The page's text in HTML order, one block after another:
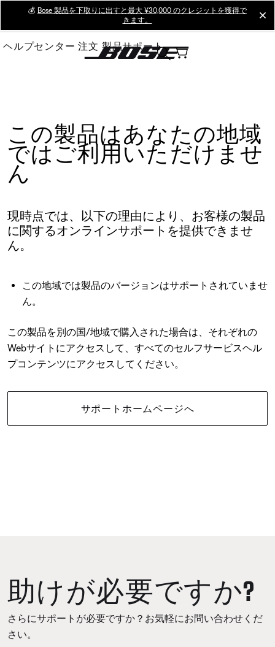
Main
💰 Bose 製品を下取りに出すと最大 ¥30,000 のクレジットを獲得で
きます。
ヘルプセンター 注文 製品サポート
この製品はあなたの地域
ではご利用いただけませ
ん
現時点では、以下の理由により、お客様の製品
に関するオンラインサポートを提供できませ
ん。
この地域では製品のバージョンはサポートされていませ
ん。
この製品を別の国/地域で購入された場合は、それぞれの
Webサイトにアクセスして、すべてのセルフサービスヘル
プコンテンツにアクセスしてください。
サポートホームページへ
助けが必要ですか?
さらにサポートが必要ですか？お気軽にお問い合わせくだ
さい。